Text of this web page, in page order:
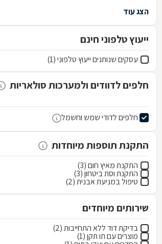
הצג עוד
ייעוץ טלפוני חינם
עסקים שנותנים ייעוץ טלפוני (1)
חלפים לדוודים ולמערכות סולאריות
חלפים לדודי שמש וחשמל
התקנת תוספות מיוחדות
התקנת מאיץ חום (3)
התקנת וסת ביטחון (3)
טיפול במניעת אבנית (2)
שירותים מיוחדים
בדיקת דוד ללא התחייבות (2)
מוצרים עם תו תקן (1)